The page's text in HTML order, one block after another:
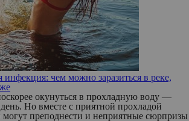
чем можно заразиться в реке,
окунуться в прохладную воду —
Но вместе с приятной прохладой
преподнести и неприятные сюрпризы